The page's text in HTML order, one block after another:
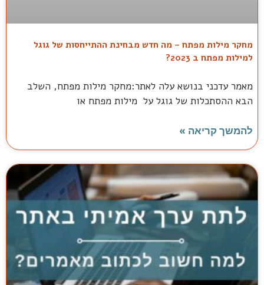
מחקר מילות מפתח – מה חדש מבחינת ההתייחסות של גוגל
למילות מפתח ב 2023?
מאמר עדכני בנושא עלה לאתר:מחקר מילות מפתח, השלב
הבא ההסתכלות של גוגל על מילות מפתח או
להמשך קריאה »